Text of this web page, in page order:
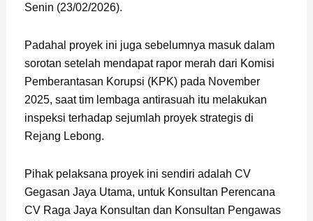
Senin (23/02/2026).
Padahal proyek ini juga sebelumnya masuk dalam
sorotan setelah mendapat rapor merah dari Komisi
Pemberantasan Korupsi (KPK) pada November
2025, saat tim lembaga antirasuah itu melakukan
inspeksi terhadap sejumlah proyek strategis di
Rejang Lebong.
Pihak pelaksana proyek ini sendiri adalah CV
Gegasan Jaya Utama, untuk Konsultan Perencana
CV Raga Jaya Konsultan dan Konsultan Pengawas